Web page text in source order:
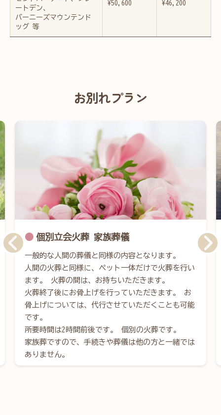
ートデン、
バーニーズマウンテンド
ッグ 等
¥50,600 ¥46,200
お別れプラン
個別立会火葬 家族葬儀
一般的な人間の葬儀と同様の内容となります。
人間の火葬と同様に、ペット一体だけで火葬を行い
ます。 火葬の間は、お持ちいただきます。
火葬終了後にお骨上げを行っていただきます。 お
骨上げについては、代行させていただくことも可能
です。
所要時間は2時間前後です。 個別の火葬です。
家族葬ですので、手続きや葬儀は他の方と一緒では
ありません。